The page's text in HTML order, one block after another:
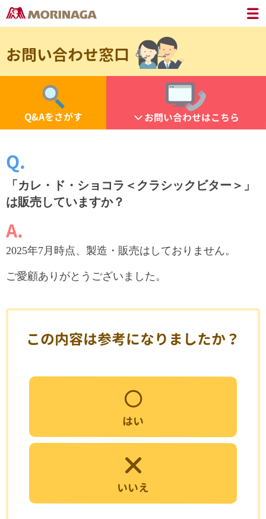
お問い合わせ窓口
Q&Aをさがす お問い合わせはこちら
「カレ・ド・ショコラ＜クラシックビター＞」
は販売していますか？
2025年7月時点、製造・販売はしておりません。
ご愛顧ありがとうございました。
この内容は参考になりましたか？
はい
いいえ